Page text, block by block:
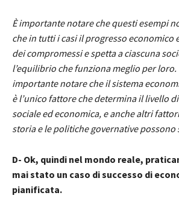
È importante notare che questi esempi
che in tutti i casi il progresso economico
dei compromessi e spetta a ciascuna
l’equilibrio che funziona meglio per
importante notare che il sistema
è l’unico fattore che determina il livello
sociale ed economica, e anche altri
storia e le politiche governative possono
D- Ok, quindi nel mondo reale,
mai stato un caso di successo di
pianificata.